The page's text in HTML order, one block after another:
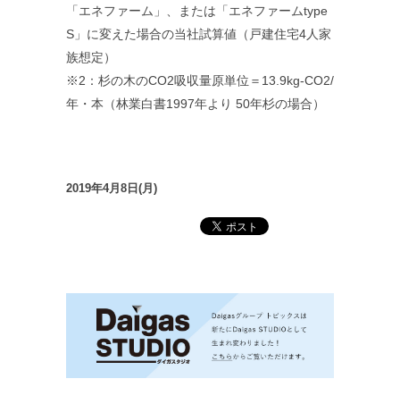
「エネファーム」、または「エネファームtype
S」に変えた場合の当社試算値（戸建住宅4人家
族想定）
※2：杉の木のCO2吸収量原単位＝13.9kg-CO2/
年・本（林業白書1997年より 50年杉の場合）
2019年4月8日(月)